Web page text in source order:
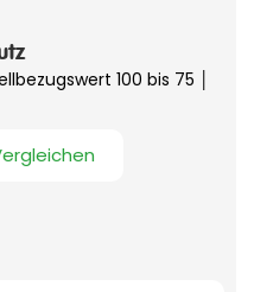
100 bis 75 │